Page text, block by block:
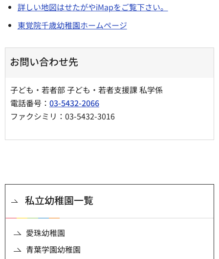
詳しい地図はせたがやiMapをご覧下さい。
東覚院千歳幼稚園ホームページ
お問い合わせ先
子ども・若者部 子ども・若者支援課 私学係
電話番号： 03-5432-2066
ファクシミリ：03-5432-3016
私立幼稚園一覧
愛珠幼稚園
青葉学園幼稚園